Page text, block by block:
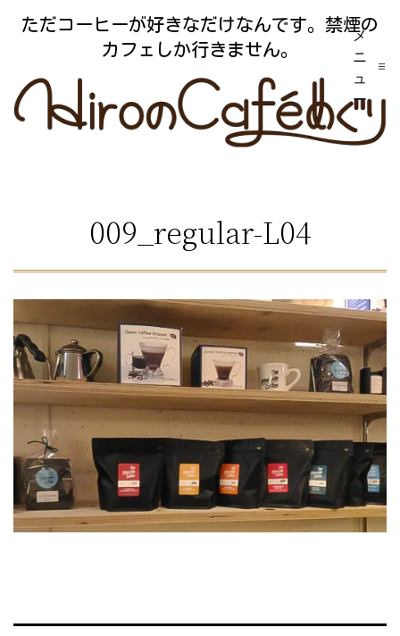
ン
ただコーヒーが好きなだけなんです。禁煙の
カフェしか行きません。
メ
ニ
ュ
ー
009_regular-L04